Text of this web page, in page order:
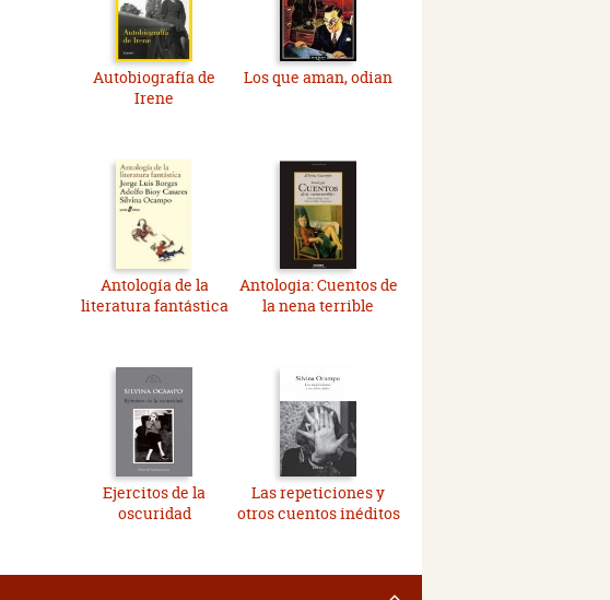
Autobiografía de
Irene
Los que aman, odian
Antología de la
literatura fantástica
Antologia: Cuentos de
la nena terrible
Ejercitos de la
oscuridad
Las repeticiones y
otros cuentos inéditos